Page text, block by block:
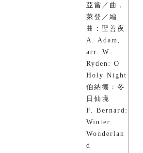
亞當／曲，
萊登／編
曲：聖善夜
A. Adam,
arr. W.
Ryden: O
Holy Night
伯納德：冬
日仙境
F. Bernard:
Winter
Wonderlan
d